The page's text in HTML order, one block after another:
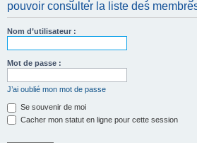
pouvoir consulter la liste des
Nom d’utilisateur :
Mot de passe :
J’ai oublié mon mot de passe
Se souvenir de moi
Cacher mon statut en ligne pour cette session